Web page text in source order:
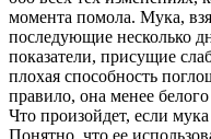
момента помола. Мука,
последующие несколько
показатели, присущие
плохая способность
правило, она менее
Что произойдет, если